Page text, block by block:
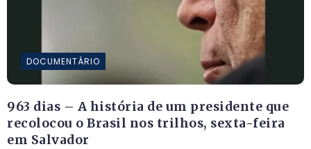
DOCUMENTÁRIO
963 dias – A história de um presidente que
recolocou o Brasil nos trilhos, sexta-feira
em Salvador